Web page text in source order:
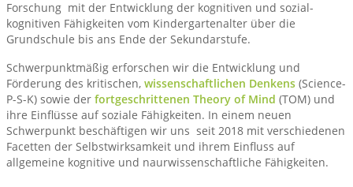
Forschung mit der Entwicklung der kognitiven und sozial-
kognitiven Fähigkeiten vom Kindergartenalter über die
Grundschule bis ans Ende der Sekundarstufe.
Schwerpunktmäßig erforschen wir die Entwicklung und
Förderung des kritischen, wissenschaftlichen Denkens (Science-
P-S-K) sowie der fortgeschrittenen Theory of Mind (TOM) und
ihre Einflüsse auf soziale Fähigkeiten. In einem neuen
Schwerpunkt beschäftigen wir uns seit 2018 mit verschiedenen
Facetten der Selbstwirksamkeit und ihrem Einfluss auf
allgemeine kognitive und naurwissenschaftliche Fähigkeiten.